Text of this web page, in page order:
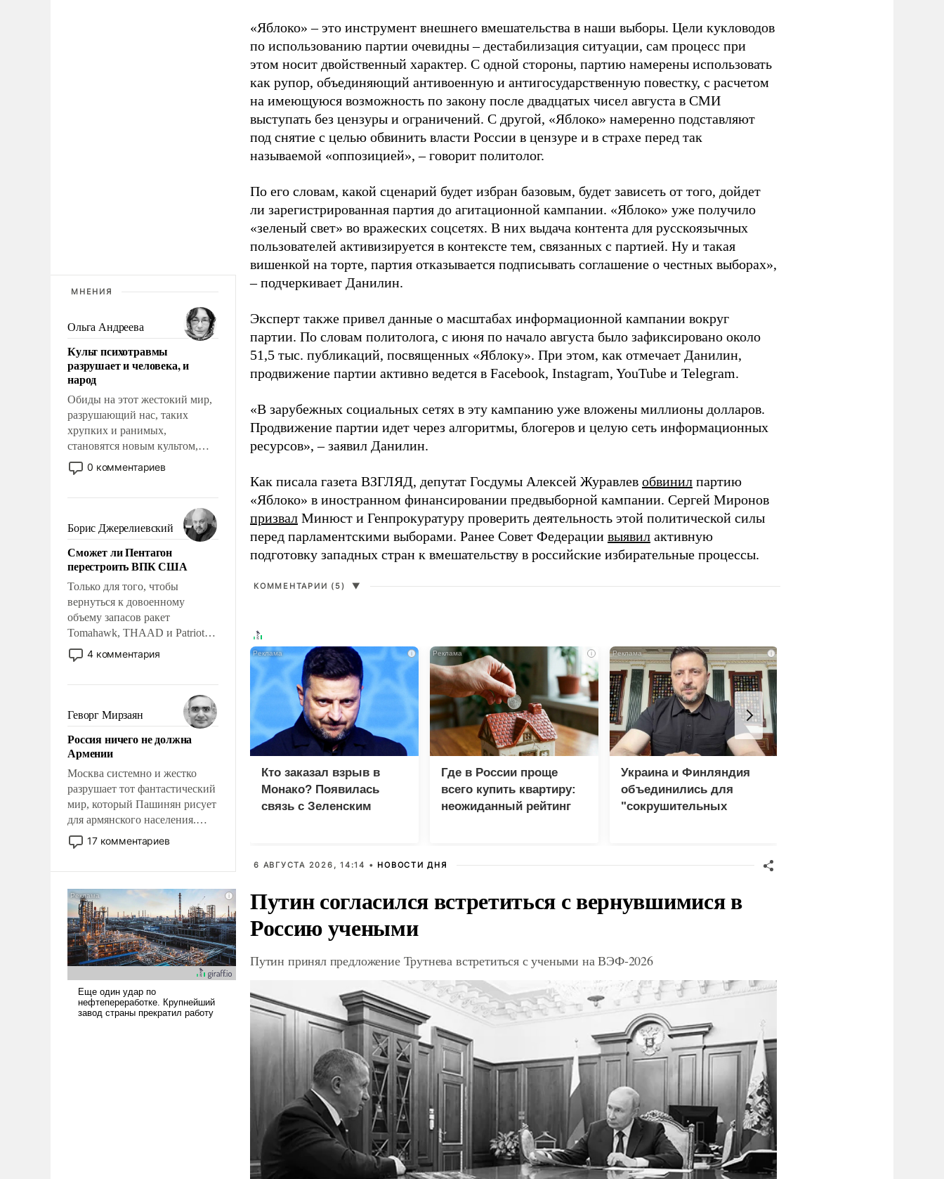
МНЕНИЯ
Ольга Андреева
Культ психотравмы
разрушает и человека, и
народ
Обиды на этот жестокий мир,
разрушающий нас, таких
хрупких и ранимых,
становятся новым культом,
постепенно вытесняя и
отменяя традиционное
мужественным и твердым под
ударами судьбы, брать на себя
ответственность, помогать
слабым, идти вперед и
адаптироваться.
0 комментариев
Борис Джерелиевский
Сможет ли Пентагон
перестроить ВПК США
Только для того, чтобы
вернуться к довоенному
объему запасов ракет
Tomahawk, THAAD и Patriot
США потребуется более трех
лет. Даже небольшая война с
Сложившаяся ситуация
означает многолетний период
уязвимости США, например,
перед Китаем.
4 комментария
Геворг Мирзаян
Россия ничего не должна
Армении
Москва системно и жестко
разрушает тот фантастический
мир, который Пашинян рисует
для армянского населения.
Мир, где политические
прожекты будут безусловно
налогоплательщиков и где
Еревану за свои поступки не
нужно отвечать.
17 комментариев
«Яблоко» – это инструмент внешнего вмешательства в наши выборы. Цели кукловодов
по использованию партии очевидны – дестабилизация ситуации, сам процесс при
этом носит двойственный характер. С одной стороны, партию намерены использовать
как рупор, объединяющий антивоенную и антигосударственную повестку, с расчетом
на имеющуюся возможность по закону после двадцатых чисел августа в СМИ
выступать без цензуры и ограничений. С другой, «Яблоко» намеренно подставляют
под снятие с целью обвинить власти России в цензуре и в страхе перед так
называемой «оппозицией», – говорит политолог.
По его словам, какой сценарий будет избран базовым, будет зависеть от того, дойдет
ли зарегистрированная партия до агитационной кампании. «Яблоко» уже получило
«зеленый свет» во вражеских соцсетях. В них выдача контента для русскоязычных
пользователей активизируется в контексте тем, связанных с партией. Ну и такая
вишенкой на торте, партия отказывается подписывать соглашение о честных выборах»,
– подчеркивает Данилин.
Эксперт также привел данные о масштабах информационной кампании вокруг
партии. По словам политолога, с июня по начало августа было зафиксировано около
51,5 тыс. публикаций, посвященных «Яблоку». При этом, как отмечает Данилин,
продвижение партии активно ведется в Facebook, Instagram, YouTube и Telegram.
«В зарубежных социальных сетях в эту кампанию уже вложены миллионы долларов.
Продвижение партии идет через алгоритмы, блогеров и целую сеть информационных
ресурсов», – заявил Данилин.
Как писала газета ВЗГЛЯД, депутат Госдумы Алексей Журавлев обвинил партию
«Яблоко» в иностранном финансировании предвыборной кампании. Сергей Миронов
призвал Минюст и Генпрокуратуру проверить деятельность этой политической силы
перед парламентскими выборами. Ранее Совет Федерации выявил активную
подготовку западных стран к вмешательству в российские избирательные процессы.
КОММЕНТАРИИ (5) ▼
i
Кто заказал взрыв в
Монако? Появилась
связь с Зеленским
i
Где в России проще
всего купить квартиру:
неожиданный рейтинг
i
Украина и Финляндия
объединились для
"сокрушительных
6 АВГУСТА 2026, 14:14 • НОВОСТИ ДНЯ
Путин согласился встретиться с вернувшимися в
Россию учеными
Путин принял предложение Трутнева встретиться с учеными на ВЭФ-2026